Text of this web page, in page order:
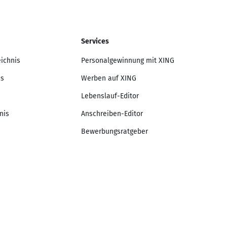
Services
Personalgewinnung mit XING
Werben auf XING
Lebenslauf-Editor
Anschreiben-Editor
Bewerbungsratgeber